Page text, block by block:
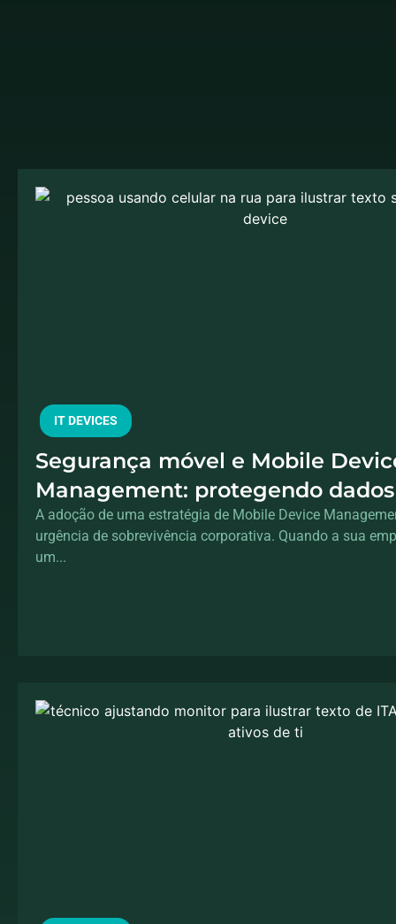
IT DEVICES
Segurança móvel e Mobile
Management: protegendo
escritório
A adoção de uma estratégia de Mobile Device
urgência de sobrevivência corporativa. Quando a sua
um...